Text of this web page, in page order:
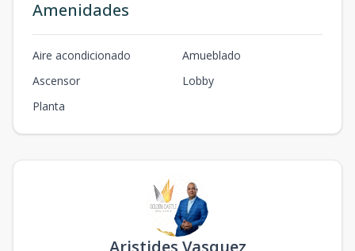
Amenidades
Aire acondicionado
Amueblado
Ascensor
Lobby
Planta
Aristides Vasquez